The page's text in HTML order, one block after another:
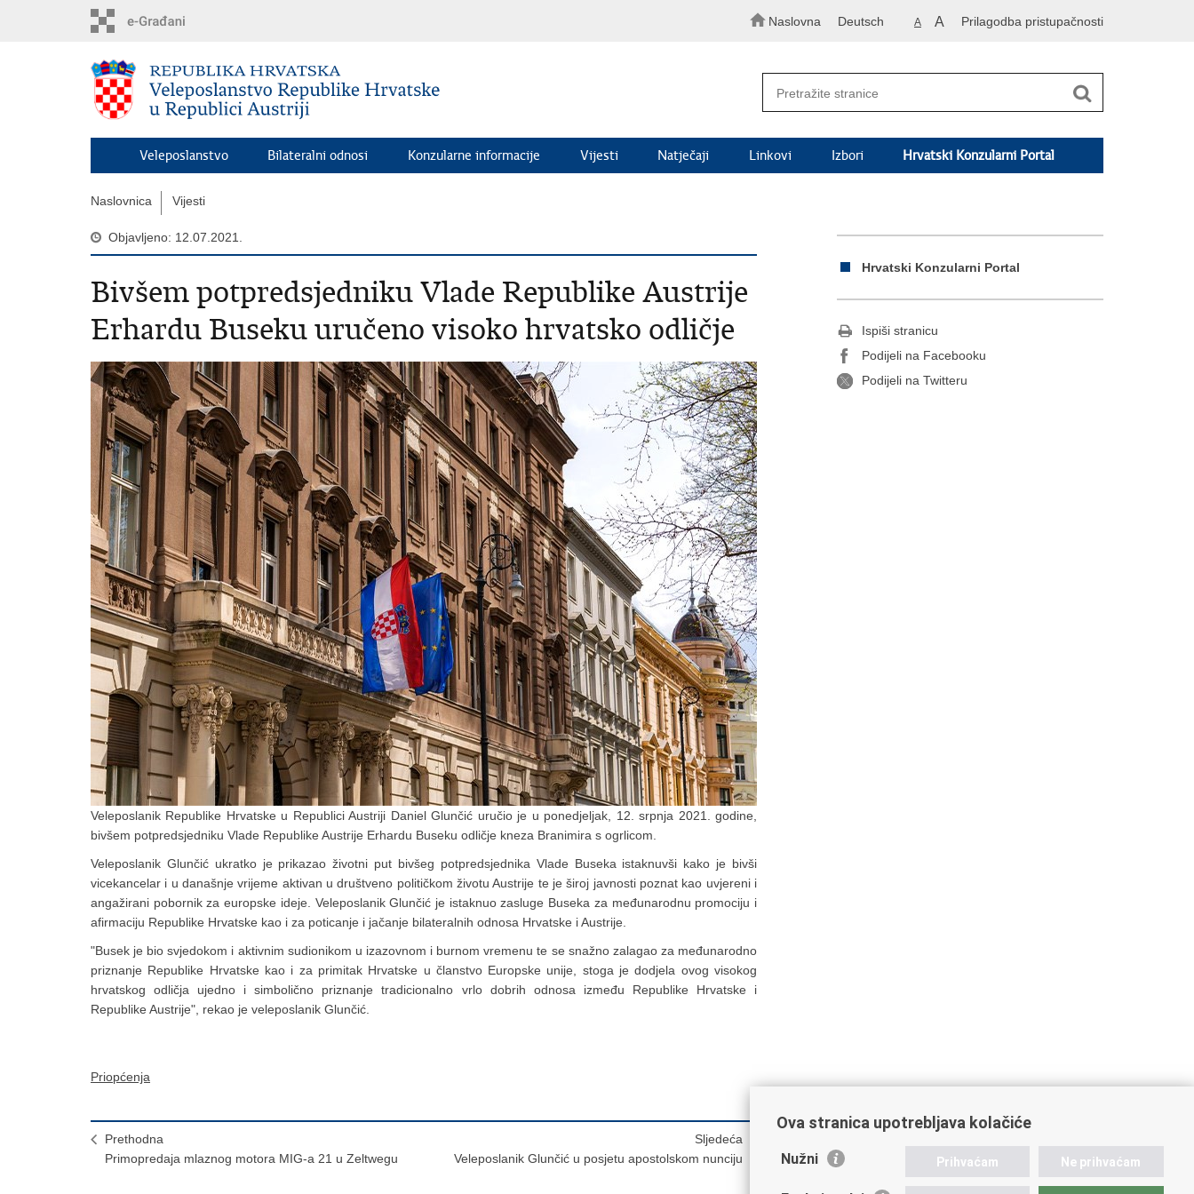
Naslovna Deutsch A A Prilagodba pristupačnosti
Veleposlanstvo Bilateralni odnosi Konzularne informacije Vijesti Natječaji Linkovi Izbori Hrvatski Konzularni Portal
Naslovnica Vijesti
Objavljeno: 12.07.2021.
Bivšem potpredsjedniku Vlade Republike Austrije
Erhardu Buseku uručeno visoko hrvatsko odličje
Veleposlanik Republike Hrvatske u Republici Austriji Daniel Glunčić uručio je u ponedjeljak, 12. srpnja 2021. godine,
bivšem potpredsjedniku Vlade Republike Austrije Erhardu Buseku odličje kneza Branimira s ogrlicom.
Veleposlanik Glunčić ukratko je prikazao životni put bivšeg potpredsjednika Vlade Buseka istaknuvši kako je bivši
vicekancelar i u današnje vrijeme aktivan u društveno političkom životu Austrije te je široj javnosti poznat kao uvjereni i
angažirani pobornik za europske ideje. Veleposlanik Glunčić je istaknuo zasluge Buseka za međunarodnu promociju i
afirmaciju Republike Hrvatske kao i za poticanje i jačanje bilateralnih odnosa Hrvatske i Austrije.
"Busek je bio svjedokom i aktivnim sudionikom u izazovnom i burnom vremenu te se snažno zalagao za međunarodno
priznanje Republike Hrvatske kao i za primitak Hrvatske u članstvo Europske unije, stoga je dodjela ovog visokog
hrvatskog odličja ujedno i simbolično priznanje tradicionalno vrlo dobrih odnosa između Republike Hrvatske i
Republike Austrije", rekao je veleposlanik Glunčić.
Priopćenja
Prethodna
Primopredaja mlaznog motora MIG-a 21 u Zeltwegu
Sljedeća
Veleposlanik Glunčić u posjetu apostolskom nunciju
Hrvatski Konzularni Portal
Ispiši stranicu
Podijeli na Facebooku
Podijeli na Twitteru
Ova stranica upotrebljava kolačiće
Nužni Prihvaćam Ne prihvaćam